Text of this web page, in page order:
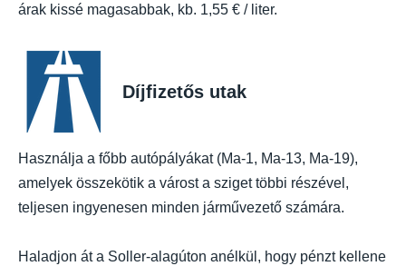
árak kissé magasabbak, kb. 1,55 € / liter.
Díjfizetős utak
Használja a főbb autópályákat (Ma-1, Ma-13, Ma-19),
amelyek összekötik a várost a sziget többi részével,
teljesen ingyenesen minden járművezető számára.
Haladjon át a Soller-alagúton anélkül, hogy pénzt kellene